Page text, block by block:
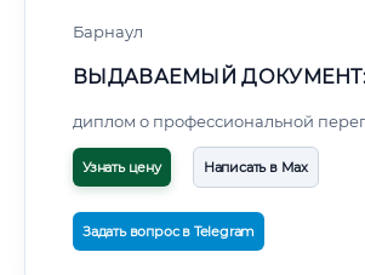
Барнаул
ВЫДАВАЕМЫЙ ДОКУМЕНТ:
диплом о профессиональной
Узнать цену Написать в Max
Задать вопрос в Telegram